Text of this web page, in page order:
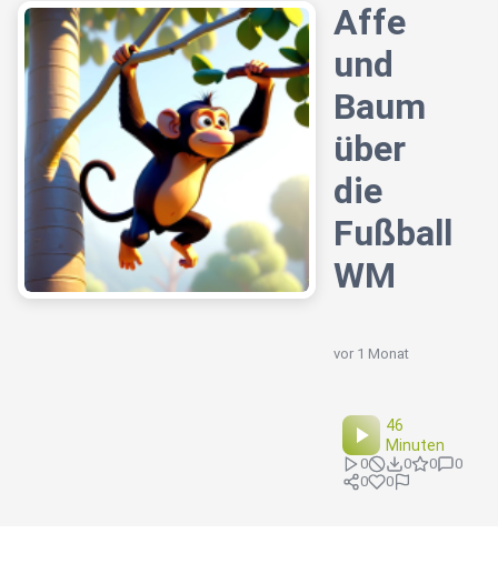
Affe
und
Baum
über
die
Fußball
WM
vor 1 Monat
46
Minuten
0 0 0
0
0
0